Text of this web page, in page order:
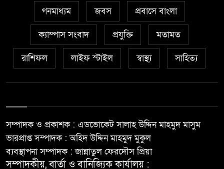
গনমাধ্যম জবস প্রবাসে বাংলা
ক্যাম্পাস সংবাদ প্রযুক্তি মতামত
রাশিফল লাইফ স্টাইল স্বাস্থ্য সাহিত্য
সম্পাদক ও প্রকাশক : এডভোকেট সালাহ উদ্দিন মাহমুদ মাসুম
ভারপ্রাপ্ত সম্পাদক : অহিদ উদ্দিন মাহমুদ মুকুল
ব্যবস্থাপনা সম্পাদক : জান্নাতুল ফেরদৌস প্রিয়া
সম্পাদকীয়, বার্তা ও বানিজ্যিক কার্যালয় :